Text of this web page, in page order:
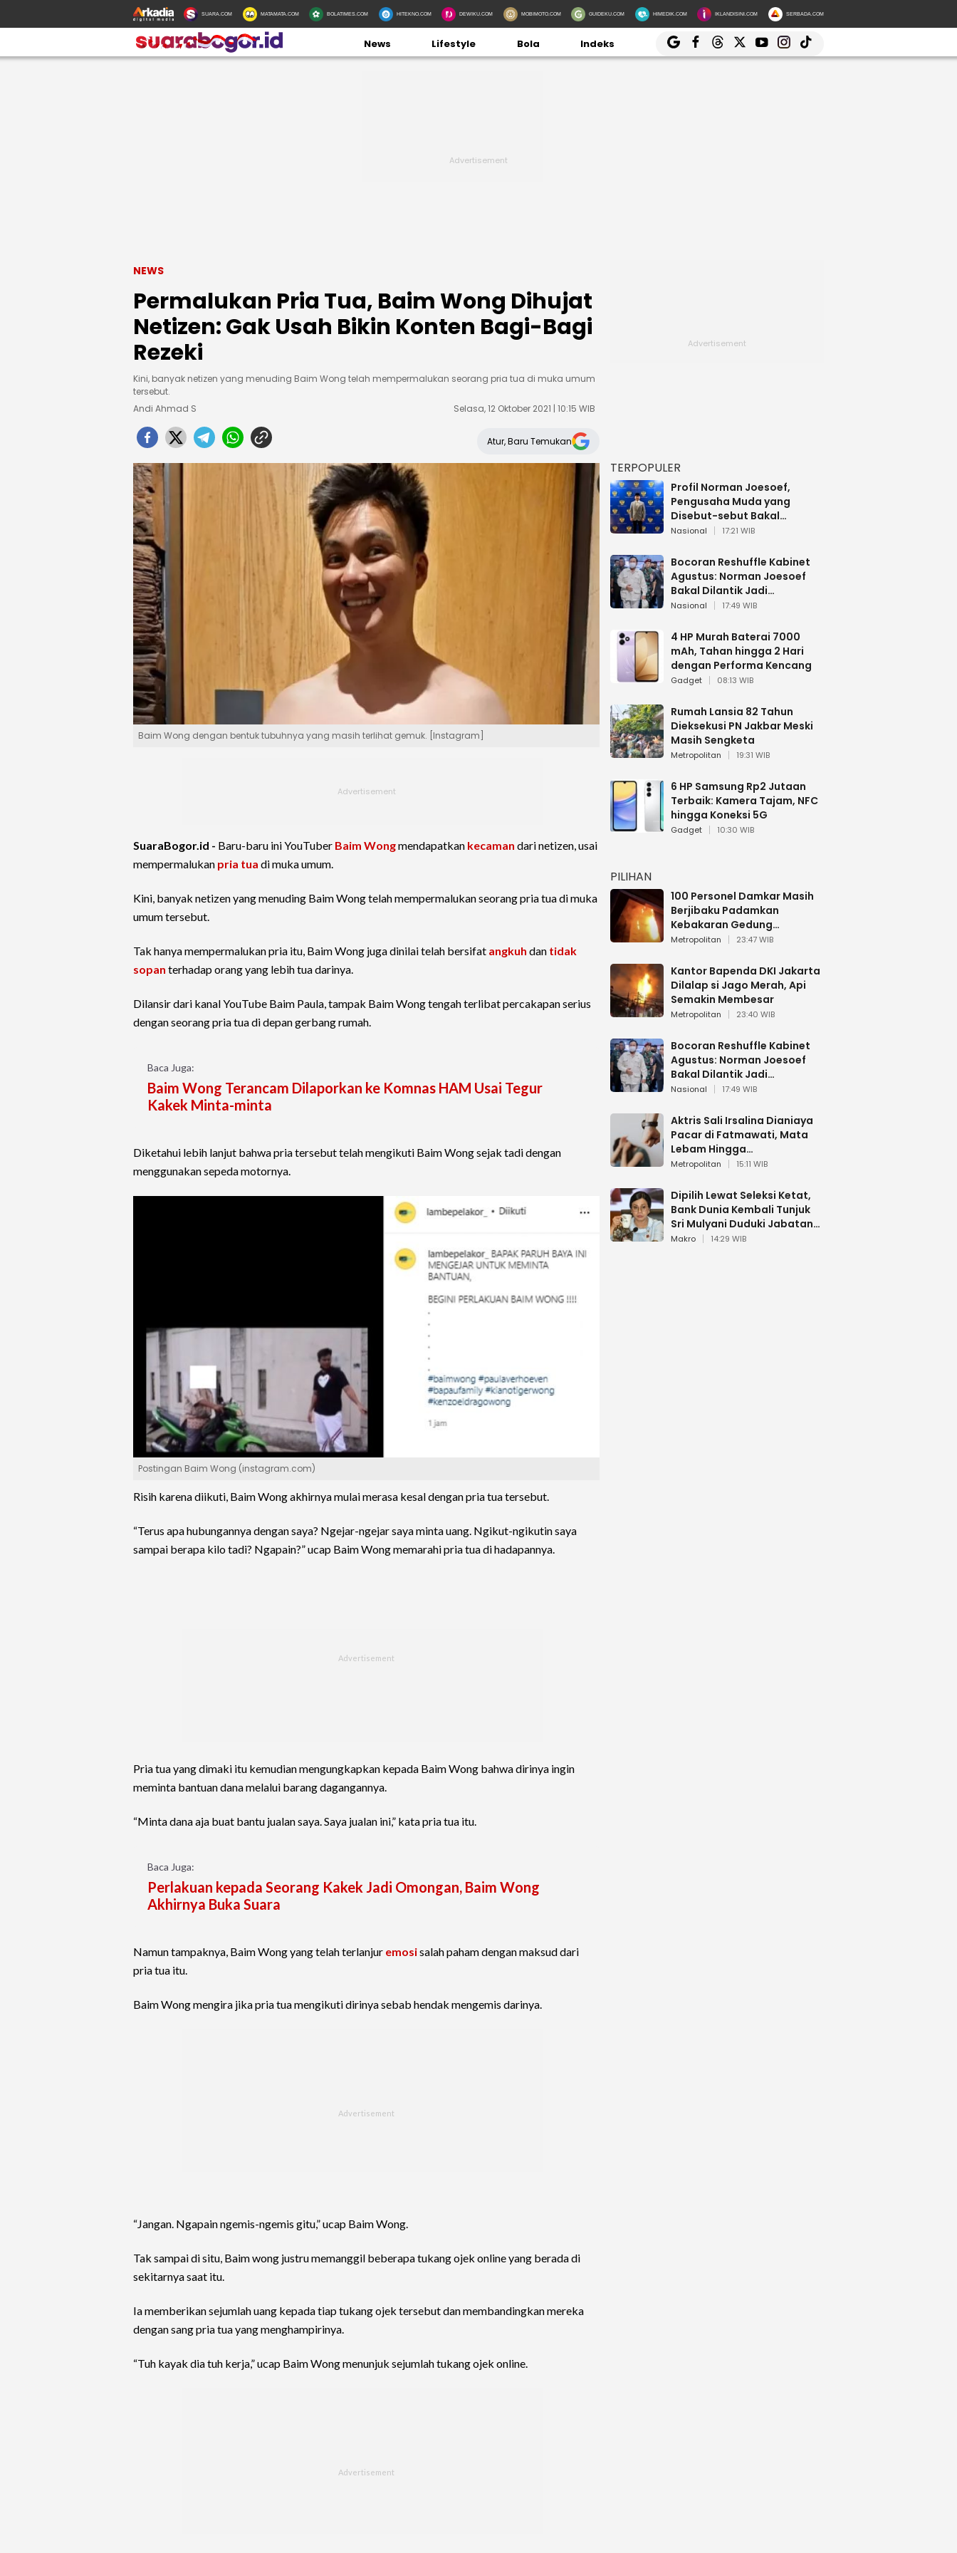
SUARA.COM MATAMATA.COM BOLATIMES.COM HITEKNO.COM DEWIKU.COM MOBIMOTO.COM GUIDEKU.COM HIMEDIK.COM IKLANDISINI.COM SERBADA.COM
News Lifestyle Bola Indeks
NEWS
Permalukan Pria Tua, Baim Wong Dihujat
Netizen: Gak Usah Bikin Konten Bagi-Bagi
Rezeki
Kini, banyak netizen yang menuding Baim Wong telah mempermalukan seorang pria tua di muka umum
tersebut.
Andi Ahmad S
Selasa, 12 Oktober 2021 | 10:15 WIB
Atur, Baru Temukan
Baim Wong dengan bentuk tubuhnya yang masih terlihat gemuk. [Instagram]
SuaraBogor.id - Baru-baru ini YouTuber Baim Wongmendapatkan kecaman dari netizen, usai
mempermalukan pria tua di muka umum.
Kini, banyak netizen yang menuding Baim Wong telah mempermalukan seorang pria tua di muka
umum tersebut.
Tak hanya mempermalukan pria itu, Baim Wong juga dinilai telah bersifat angkuh dan tidak
sopan terhadap orang yang lebih tua darinya.
Dilansir dari kanal YouTube Baim Paula, tampak Baim Wong tengah terlibat percakapan serius
dengan seorang pria tua di depan gerbang rumah.
Baca Juga:
Baim Wong Terancam Dilaporkan ke Komnas HAM Usai Tegur
Kakek Minta-minta
Diketahui lebih lanjut bahwa pria tersebut telah mengikuti Baim Wong sejak tadi dengan
menggunakan sepeda motornya.
Postingan Baim Wong (instagram.com)
Risih karena diikuti, Baim Wong akhirnya mulai merasa kesal dengan pria tua tersebut.
“Terus apa hubungannya dengan saya? Ngejar-ngejar saya minta uang. Ngikut-ngikutin saya
sampai berapa kilo tadi? Ngapain?” ucap Baim Wong memarahi pria tua di hadapannya.
Pria tua yang dimaki itu kemudian mengungkapkan kepada Baim Wong bahwa dirinya ingin
meminta bantuan dana melalui barang dagangannya.
“Minta dana aja buat bantu jualan saya. Saya jualan ini,” kata pria tua itu.
Baca Juga:
Perlakuan kepada Seorang Kakek Jadi Omongan, Baim Wong
Akhirnya Buka Suara
Namun tampaknya, Baim Wong yang telah terlanjur emosisalah paham dengan maksud dari
pria tua itu.
Baim Wong mengira jika pria tua mengikuti dirinya sebab hendak mengemis darinya.
“Jangan. Ngapain ngemis-ngemis gitu,” ucap Baim Wong.
Tak sampai di situ, Baim wong justru memanggil beberapa tukang ojek online yang berada di
sekitarnya saat itu.
Ia memberikan sejumlah uang kepada tiap tukang ojek tersebut dan membandingkan mereka
dengan sang pria tua yang menghampirinya.
“Tuh kayak dia tuh kerja,” ucap Baim Wong menunjuk sejumlah tukang ojek online.
TERPOPULER
Profil Norman Joesoef,
Pengusaha Muda yang
Disebut-sebut Bakal
Dilantik Jadi Wamenhan RI
Nasional 17:21 WIB
Bocoran Reshuffle Kabinet
Agustus: Norman Joesoef
Bakal Dilantik Jadi
Wamenhan RI
Nasional 17:49 WIB
4 HP Murah Baterai 7000
mAh, Tahan hingga 2 Hari
dengan Performa Kencang
Gadget 08:13 WIB
Rumah Lansia 82 Tahun
Dieksekusi PN Jakbar Meski
Masih Sengketa
Metropolitan 19:31 WIB
6 HP Samsung Rp2 Jutaan
Terbaik: Kamera Tajam, NFC
hingga Koneksi 5G
Gadget 10:30 WIB
PILIHAN
100 Personel Damkar Masih
Berjibaku Padamkan
Kebakaran Gedung
Bapenda DKI
Metropolitan 23:47 WIB
Kantor Bapenda DKI Jakarta
Dilalap si Jago Merah, Api
Semakin Membesar
Metropolitan 23:40 WIB
Bocoran Reshuffle Kabinet
Agustus: Norman Joesoef
Bakal Dilantik Jadi
Wamenhan RI
Nasional 17:49 WIB
Aktris Sali Irsalina Dianiaya
Pacar di Fatmawati, Mata
Lebam Hingga
Diselamatkan Polantas
Metropolitan 15:11 WIB
Dipilih Lewat Seleksi Ketat,
Bank Dunia Kembali Tunjuk
Sri Mulyani Duduki Jabatan
Strategis
Makro 14:29 WIB